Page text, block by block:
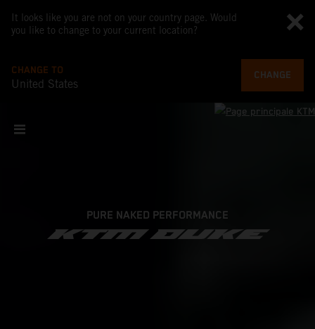
It looks like you are not on your country page. Would
you like to change to your current location?
CHANGE TO
United States
CHANGE
PURE NAKED PERFORMANCE
KTM DUKE